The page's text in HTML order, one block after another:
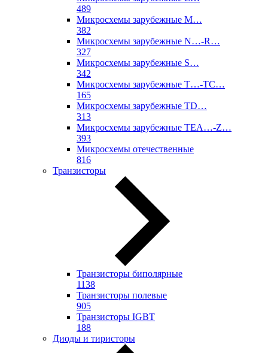
489
Микросхемы зарубежные M…
382
Микросхемы зарубежные N…-R…
327
Микросхемы зарубежные S…
342
Микросхемы зарубежные T…-TC…
165
Микросхемы зарубежные TD…
313
Микросхемы зарубежные TEA…-Z…
393
Микросхемы отечественные
816
Транзисторы
Транзисторы биполярные
1138
Транзисторы полевые
905
Транзисторы IGBT
188
Диоды и тиристоры